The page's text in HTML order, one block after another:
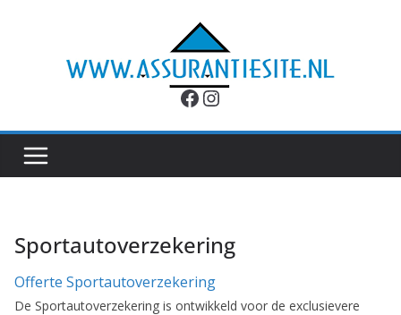
Facebook
Instagram
Sportautoverzekering
Offerte Sportautoverzekering
De Sportautoverzekering is ontwikkeld voor de exclusievere